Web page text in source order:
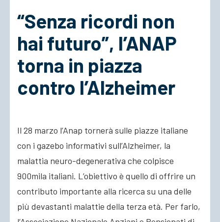
Cosa Facciamo
ACCEDI
“Senza ricordi non
hai futuro”, l’ANAP
torna in piazza
contro l’Alzheimer
Il 28 marzo l’Anap tornerà sulle piazze italiane
con i gazebo informativi sull’Alzheimer, la
malattia neuro-degenerativa che colpisce
900mila italiani. L’obiettivo è quello di offrire un
contributo importante alla ricerca su una delle
più devastanti malattie della terza età. Per farlo,